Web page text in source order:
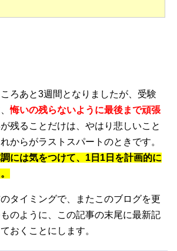
ろあと3週間となりましたが、受験
悔いの残らないように最後まで頑張
残ることだけは、やはり悲しいこと
からがラストスパートのときです。
には気をつけて、1日1日を計画的に
タイミングで、またこのブログを更
のように、この記事の末尾に最新記
おくことにします。